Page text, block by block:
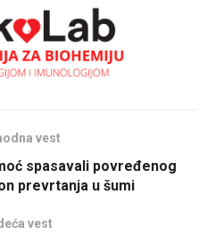
vest
spasavali povređenog
prevrtanja u šumi
vest